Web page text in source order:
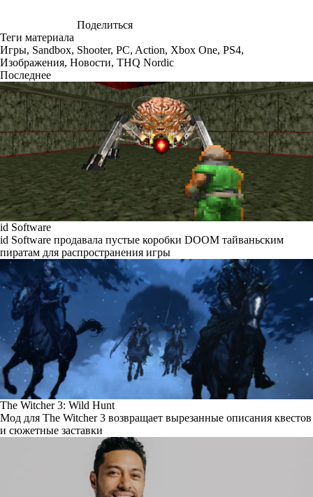
Поделиться
Теги материала
Игры, Sandbox, Shooter, PC, Action, Xbox One, PS4,
Изображения, Новости, THQ Nordic
Последнее
id Software
id Software продавала пустые коробки DOOM тайваньским
пиратам для распространения игры
The Witcher 3: Wild Hunt
Мод для The Witcher 3 возвращает вырезанные описания квестов
и сюжетные заставки